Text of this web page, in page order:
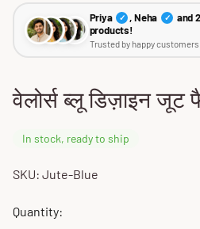
Priya ✓ , Neha ✓
and
products!
Trusted by happy
वेलोर्स ब्लू डिज़ाइन जूट
In stock, ready to ship
SKU: Jute-Blue
Quantity: